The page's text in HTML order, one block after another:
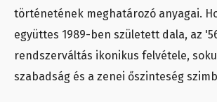
történetének meghatározó anyagai.
együttes 1989-ben született dala, az
rendszerváltás ikonikus felvétele,
szabadság és a zenei őszinteség